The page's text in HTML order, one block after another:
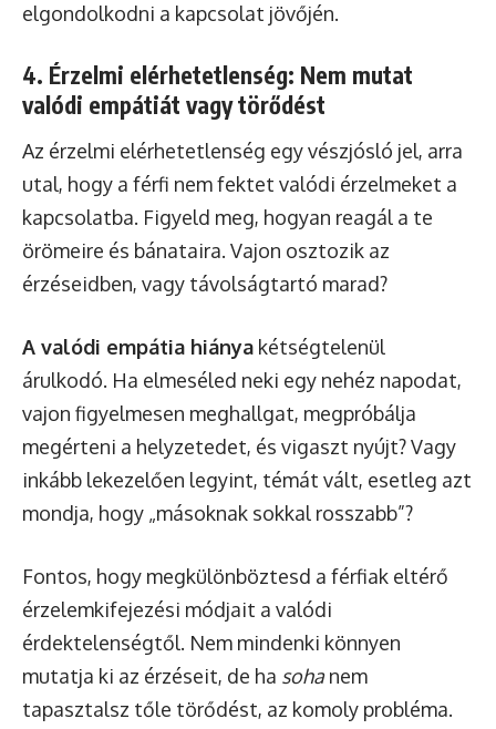
elgondolkodni a kapcsolat jövőjén.
4. Érzelmi elérhetetlenség: Nem mutat
valódi empátiát vagy törődést
Az érzelmi elérhetetlenség egy vészjósló jel, arra
utal, hogy a férfi nem fektet valódi érzelmeket a
kapcsolatba. Figyeld meg, hogyan reagál a te
örömeire és bánataira. Vajon osztozik az
érzéseidben, vagy távolságtartó marad?
A valódi empátia hiánya kétségtelenül
árulkodó. Ha elmeséled neki egy nehéz napodat,
vajon figyelmesen meghallgat, megpróbálja
megérteni a helyzetedet, és vigaszt nyújt? Vagy
inkább lekezelően legyint, témát vált, esetleg azt
mondja, hogy „másoknak sokkal rosszabb”?
Fontos, hogy megkülönböztesd a férfiak eltérő
érzelemkifejezési módjait a valódi
érdektelenségtől. Nem mindenki könnyen
mutatja ki az érzéseit, de ha sohanem
tapasztalsz tőle törődést, az komoly probléma.